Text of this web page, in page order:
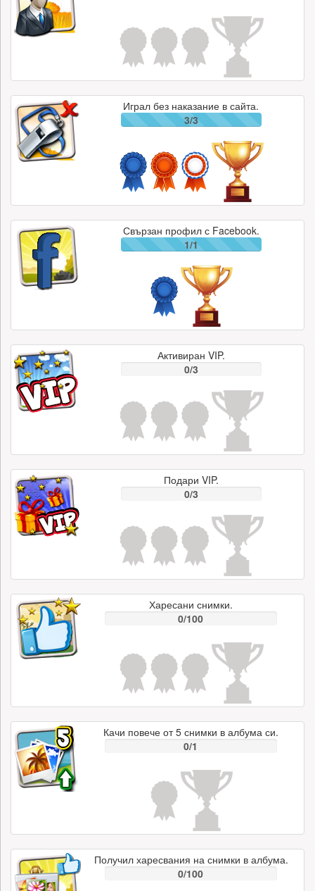
Играл без наказание в сайта.
3/3
Свързан профил с Facebook.
1/1
Активиран VIP.
0/3
Подари VIP.
0/3
Харесани снимки.
0/100
Качи повече от 5 снимки в албума си.
0/1
Получил харесвания на снимки в албума.
0/100